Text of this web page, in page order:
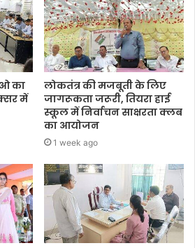
का
में
लोकतंत्र की मजबूती के लिए
जागरूकता जरूरी, तियरा हाई
स्कूल में निर्वाचन साक्षरता क्लब
का आयोजन
1 week ago